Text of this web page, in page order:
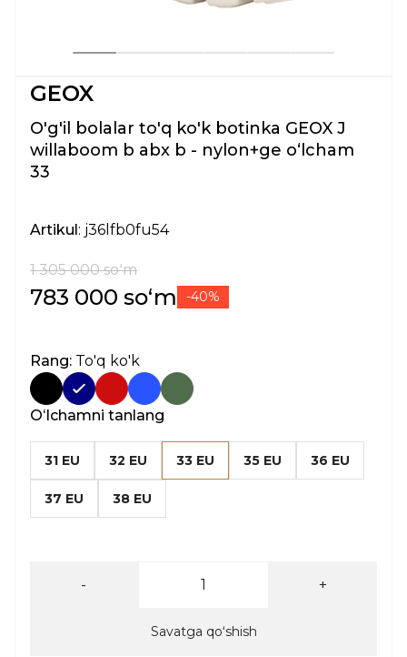
GEOX
O'g'il bolalar to'q ko'k botinka GEOX J
willaboom b abx b - nylon+ge oʻlcham
33
Artikul: j36lfb0fu54
1 305 000 soʻm
783 000 soʻm -40%
Rang: To'q ko'k
Oʻlchamni tanlang
31 EU 32 EU 33 EU 35 EU 36 EU
37 EU 38 EU
- +
Savatga qoʻshish